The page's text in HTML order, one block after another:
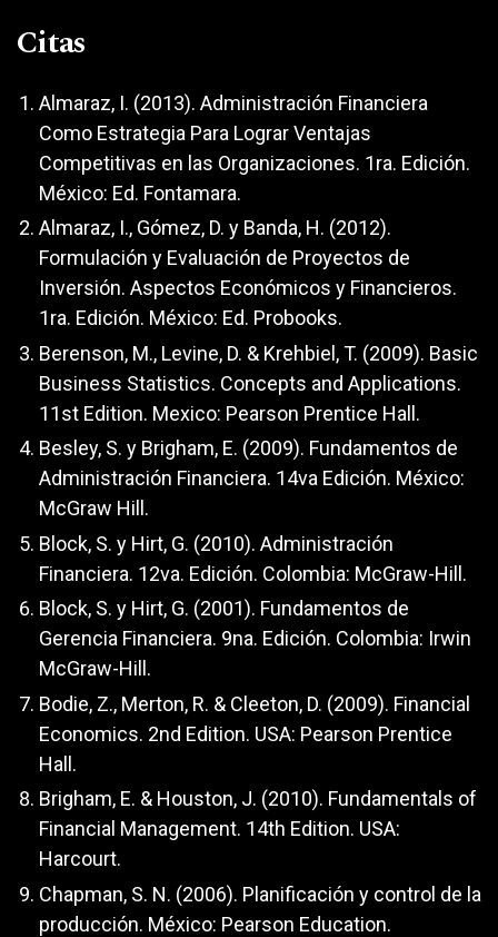
Citas
Almaraz, I. (2013). Administración Financiera
Como Estrategia Para Lograr Ventajas
Competitivas en las Organizaciones. 1ra. Edición.
México: Ed. Fontamara.
Almaraz, I., Gómez, D. y Banda, H. (2012).
Formulación y Evaluación de Proyectos de
Inversión. Aspectos Económicos y Financieros.
1ra. Edición. México: Ed. Probooks.
Berenson, M., Levine, D. & Krehbiel, T. (2009). Basic
Business Statistics. Concepts and Applications.
11st Edition. Mexico: Pearson Prentice Hall.
Besley, S. y Brigham, E. (2009). Fundamentos de
Administración Financiera. 14va Edición. México:
McGraw Hill.
Block, S. y Hirt, G. (2010). Administración
Financiera. 12va. Edición. Colombia: McGraw-Hill.
Block, S. y Hirt, G. (2001). Fundamentos de
Gerencia Financiera. 9na. Edición. Colombia: Irwin
McGraw-Hill.
Bodie, Z., Merton, R. & Cleeton, D. (2009). Financial
Economics. 2nd Edition. USA: Pearson Prentice
Hall.
Brigham, E. & Houston, J. (2010). Fundamentals of
Financial Management. 14th Edition. USA:
Harcourt.
Chapman, S. N. (2006). Planificación y control de la
producción. México: Pearson Education.